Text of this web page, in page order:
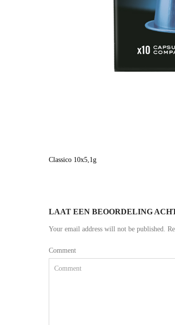
Classico 10x5,1g
LAAT EEN BEOORDELING
Your email address will not be published.
Comment